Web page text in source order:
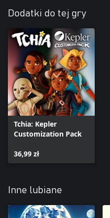
Dodatki do tej gry
Tchia: Kepler
Customization Pack
36,99 zł
Inne lubiane